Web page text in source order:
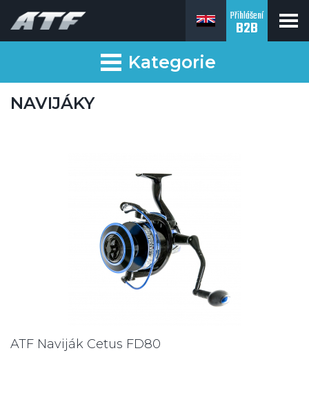
Přihlášení
B2B
Kategorie
NAVIJÁKY
ATF Naviják Cetus FD80